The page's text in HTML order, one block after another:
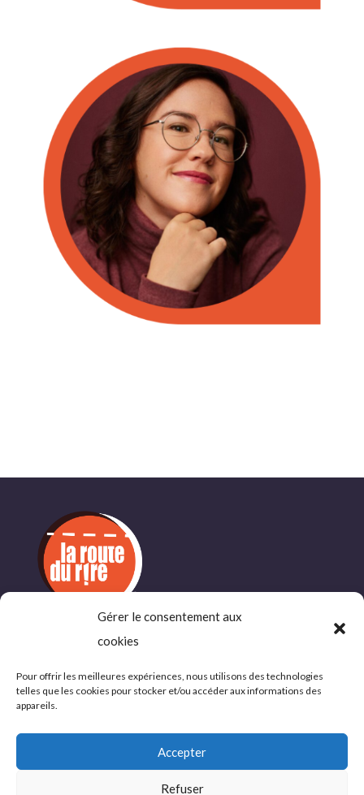
Gérer le consentement aux
cookies
Pour offrir les meilleures expériences, nous utilisons des technologies
telles que les cookies pour stocker et/ou accéder aux informations des
appareils.
Accepter
Refuser
INFORMATIONS
COMPLÉMENTAIRES
Politique de confidentialité